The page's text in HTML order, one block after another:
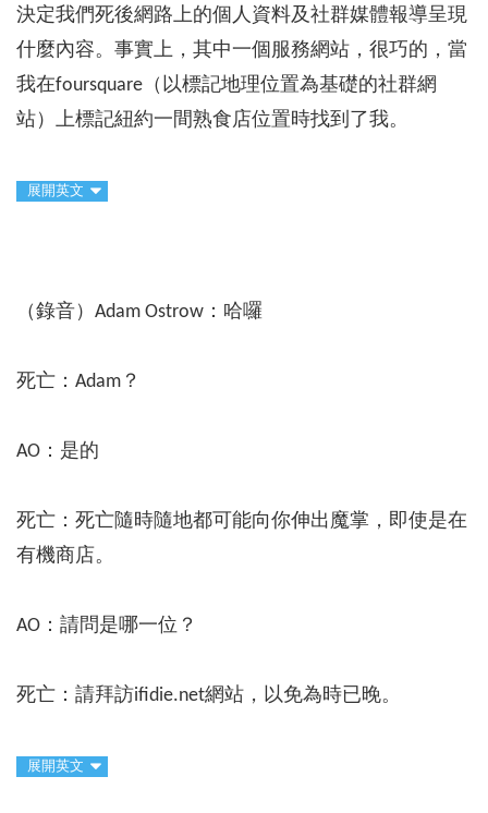
決定我們死後網路上的個人資料及社群媒體報導呈現
什麼內容。事實上，其中一個服務網站，很巧的，當
我在foursquare（以標記地理位置為基礎的社群網
站）上標記紐約一間熟食店位置時找到了我。
展開英文
（錄音）Adam Ostrow：哈囉
死亡：Adam？
AO：是的
死亡：死亡隨時隨地都可能向你伸出魔掌，即使是在
有機商店。
AO：請問是哪一位？
死亡：請拜訪ifidie.net網站，以免為時已晚。
展開英文